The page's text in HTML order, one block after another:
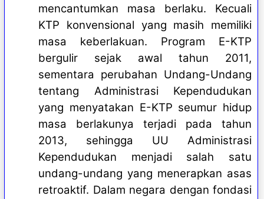
mencantumkan masa berlaku. Kecuali
KTP konvensional yang masih memiliki
masa keberlakuan. Program E-KTP
bergulir sejak awal tahun 2011,
sementara perubahan Undang-Undang
tentang Administrasi Kependudukan
yang menyatakan E-KTP seumur hidup
masa berlakunya terjadi pada tahun
2013, sehingga UU Administrasi
Kependudukan menjadi salah satu
undang-undang yang menerapkan asas
retroaktif. Dalam negara dengan fondasi